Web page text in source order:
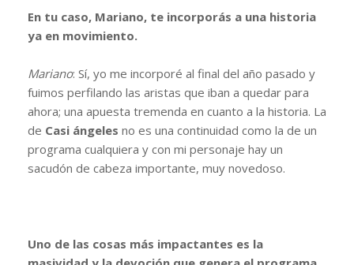
En tu caso, Mariano, te incorporás a una historia
ya en movimiento.
Mariano: Sí, yo me incorporé al final del año pasado y
fuimos perfilando las aristas que iban a quedar para
ahora; una apuesta tremenda en cuanto a la historia. La
de Casi ángeles no es una continuidad como la de un
programa cualquiera y con mi personaje hay un
sacudón de cabeza importante, muy novedoso.
Uno de las cosas más impactantes es la